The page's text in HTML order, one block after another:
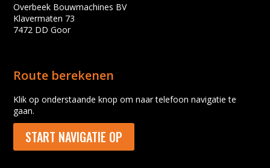
Overbeek Bouwmachines BV
Klavermaten 73
7472 DD Goor
Route berekenen
Klik op onderstaande knop om naar telefoon navigatie te
gaan.
START NAVIGATIE OP